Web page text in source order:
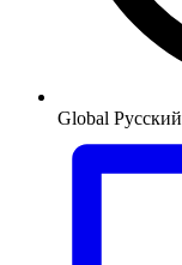
Global Русский